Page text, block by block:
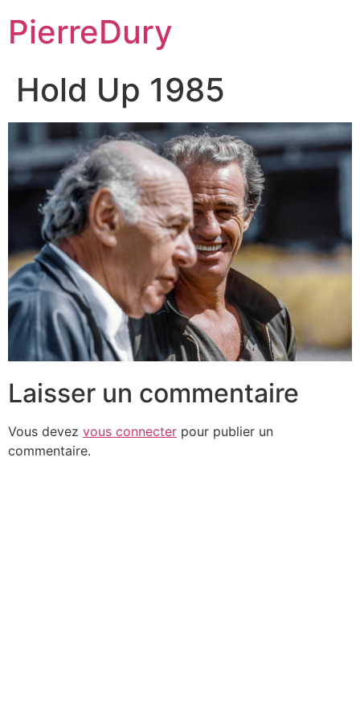
contenu
PierreDury
Hold Up 1985
Laisser un commentaire
Vous devez vous connecter pour publier un
commentaire.